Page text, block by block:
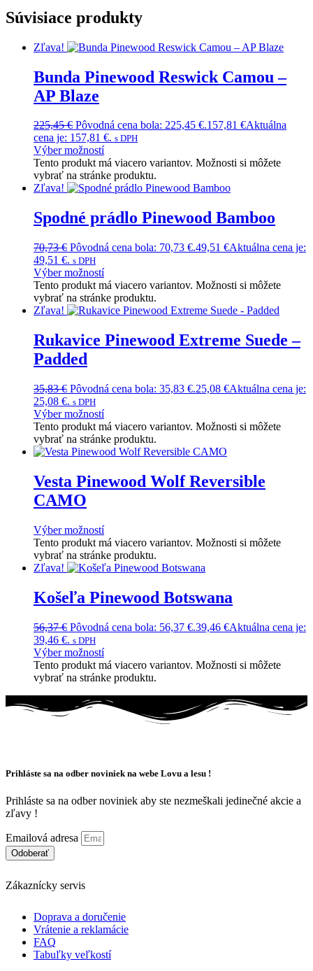
Súvisiace produkty
Zľava!
Bunda Pinewood Reswick Camou –
AP Blaze
225,45€ Pôvodná cena bola: 225,45 €.157,81 €Aktuálna
cena je: 157,81 €. s DPH
Výber možností
Tento produkt má viacero variantov. Možnosti si môžete
vybrať na stránke produktu.
Zľava!
Spodné prádlo Pinewood Bamboo
70,73€ Pôvodná cena bola: 70,73 €.49,51 €Aktuálna cena je:
49,51 €. s DPH
Výber možností
Tento produkt má viacero variantov. Možnosti si môžete
vybrať na stránke produktu.
Zľava!
Rukavice Pinewood Extreme Suede –
Padded
35,83€ Pôvodná cena bola: 35,83 €.25,08 €Aktuálna cena je:
25,08 €. s DPH
Výber možností
Tento produkt má viacero variantov. Možnosti si môžete
vybrať na stránke produktu.
Vesta Pinewood Wolf Reversible
CAMO
Výber možností
Tento produkt má viacero variantov. Možnosti si môžete
vybrať na stránke produktu.
Zľava!
Košeľa Pinewood Botswana
56,37€ Pôvodná cena bola: 56,37 €.39,46 €Aktuálna cena je:
39,46 €. s DPH
Výber možností
Tento produkt má viacero variantov. Možnosti si môžete
vybrať na stránke produktu.
Prihláste sa na odber noviniek na webe Lovu a lesu !
Prihláste sa na odber noviniek aby ste nezmeškali jedinečné akcie a
zľavy !
Emailová adresa
Odoberať
Zákaznícky servis
Doprava a doručenie
Vrátenie a reklamácie
FAQ
Tabuľky veľkostí